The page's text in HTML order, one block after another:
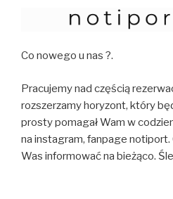
Co nowego u nas ?.
Pracujemy nad częścią
rozszerzamy horyzont, który
prosty pomagał Wam w
na instagram, fanpage
Was informować na bieżąco.